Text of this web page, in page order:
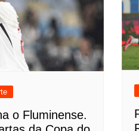
o Fluminense.